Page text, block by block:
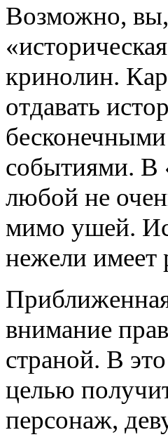
Возможно,
кринолин.
отдавать
событиями. В
любой не
мимо ушей.
нежели имеет
внимание
страной. В
целью
персонаж,